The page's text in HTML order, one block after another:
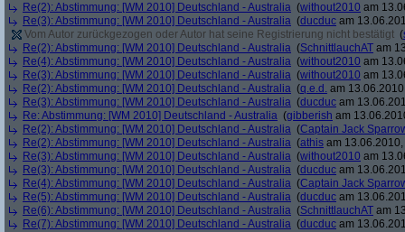
Re(2): Abstimmung: [WM 2010] Deutschland - Australia (without2010 am
Re(3): Abstimmung: [WM 2010] Deutschland - Australia (ducduc am
Vom Autor zurückgezogen oder Autor hat seine Registrierung nicht bestätigt (
Re(2): Abstimmung: [WM 2010] Deutschland - Australia (SchnittlauchAT am
Re(4): Abstimmung: [WM 2010] Deutschland - Australia (without2010 am
Re(3): Abstimmung: [WM 2010] Deutschland - Australia (without2010 am
Re(2): Abstimmung: [WM 2010] Deutschland - Australia (q.e.d. am
Re(3): Abstimmung: [WM 2010] Deutschland - Australia (ducduc am
Re: Abstimmung: [WM 2010] Deutschland - Australia (gibberish am
Re(2): Abstimmung: [WM 2010] Deutschland - Australia (Captain Jack
Re(2): Abstimmung: [WM 2010] Deutschland - Australia (athis am
Re(3): Abstimmung: [WM 2010] Deutschland - Australia (without2010 am
Re(3): Abstimmung: [WM 2010] Deutschland - Australia (ducduc am
Re(4): Abstimmung: [WM 2010] Deutschland - Australia (Captain Jack
Re(5): Abstimmung: [WM 2010] Deutschland - Australia (ducduc am
Re(6): Abstimmung: [WM 2010] Deutschland - Australia (SchnittlauchAT am
Re(7): Abstimmung: [WM 2010] Deutschland - Australia (ducduc am